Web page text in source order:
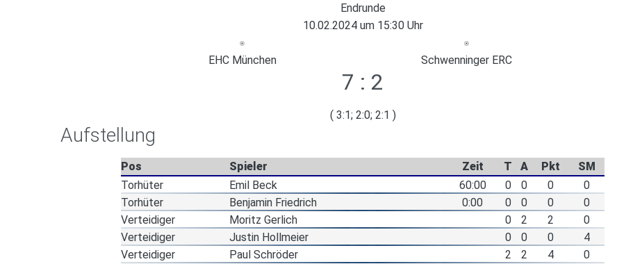
Endrunde
10.02.2024 um 15:30 Uhr
EHC München Schwenninger ERC
7 : 2
( 3:1; 2:0; 2:1 )
Aufstellung
Pos Spieler Zeit T A Pkt
SM
Torhüter
Emil Beck 60:00 0 0 0
0
Torhüter
Benjamin Friedrich 0:00 0 0 0
0
Verteidiger
Moritz Gerlich 0 2 2
0
Verteidiger
Justin Hollmeier 0 0 0
4
Verteidiger
Paul Schröder 2 2 4
0